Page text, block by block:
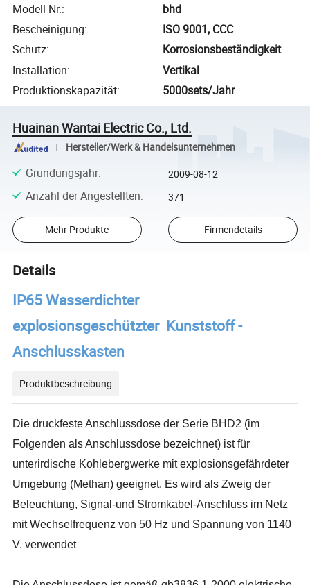
Modell Nr.:
bhd
Bescheinigung:
ISO 9001, CCC
Schutz:
Korrosionsbeständigkeit
Installation:
Vertikal
Produktionskapazität: 5000sets/Jahr
Huainan Wantai Electric Co., Ltd.
Hersteller/Werk & Handelsunternehmen
Gründungsjahr: 2009-08-12
Anzahl der Angestellten: 371
Mehr Produkte Firmendetails
Details
IP65 Wasserdichter
explosionsgeschützter Kunststoff-
Anschlusskasten
Produktbeschreibung
Die druckfeste Anschlussdose der Serie BHD2 (im
Folgenden als Anschlussdose bezeichnet) ist für
unterirdische Kohlebergwerke mit explosionsgefährdeter
Umgebung (Methan) geeignet. Es wird als Zweig der
Beleuchtung, Signal-und Stromkabel-Anschluss im Netz
mit Wechselfrequenz von 50 Hz und Spannung von 1140
V. verwendet